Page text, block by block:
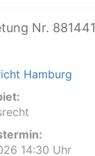
Nr. 881441
Hamburg
14:30 Uhr